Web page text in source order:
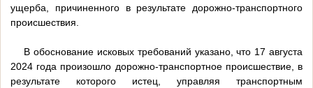
ущерба, причиненного в результате дорожно-транспортного
происшествия.
В обоснование исковых требований указано, что 17 августа
2024 года произошло дорожно-транспортное происшествие, в
результате которого истец, управляя транспортным